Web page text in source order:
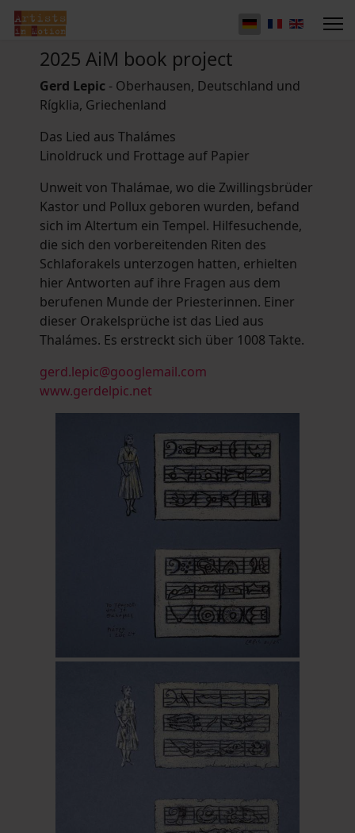
2025 AiM book project
Gerd Lepic - Oberhausen, Deutschland und
Rígklia, Griechenland
Das Lied aus Thalámes
Linoldruck und Frottage auf Papier
Unweit von Thalámae, wo die Zwillingsbrüder
Kastor und Pollux geboren wurden, befand
sich im Altertum ein Tempel. Hilfesuchende,
die sich den vorbereitenden Riten des
Schlaforakels unterzogen hatten, erhielten
hier Antworten auf ihre Fragen aus dem
berufenen Munde der Priesterinnen. Einer
dieser Orakelsprüche ist das Lied aus
Thalámes. Es erstreckt sich über 1008 Takte.
gerd.lepic@googlemail.com
www.gerdelpic.net